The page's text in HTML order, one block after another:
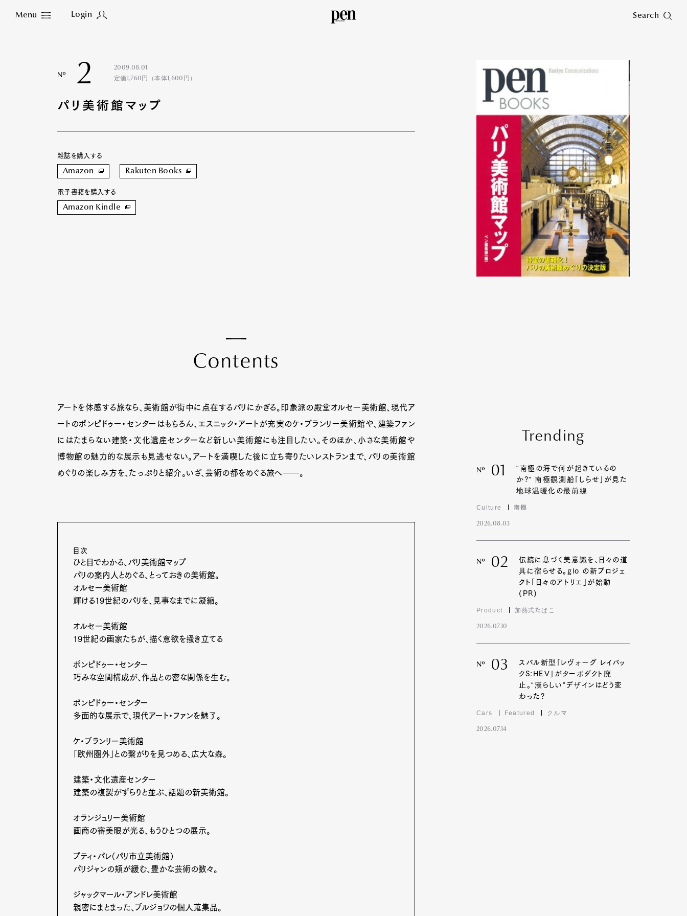
Menu Login Search
Close
Nº 2
2009.08.01
定価1,760円（本体1,600円）
パリ美術館マップ
雑誌を購入する
Amazon Rakuten Books
電子書籍を購入する
Amazon Kindle
Contents
アートを体感する旅なら、美術館が街中に点在するパリにかぎる。印象派の殿堂オルセー美術館、現代ア
ートのポンピドゥー・センターはもちろん、エスニック・アートが充実のケ・ブランリー美術館や、建築ファン
にはたまらない建築・文化遺産センターなど新しい美術館にも注目したい。そのほか、小さな美術館や
博物館の魅力的な展示も見逃せない。アートを満喫した後に立ち寄りたいレストランまで、パリの美術館
めぐりの楽しみ方を、たっぷりと紹介。いざ、芸術の都をめぐる旅へ――。
目次
ひと目でわかる、パリ美術館マップ
パリの案内人とめぐる、とっておきの美術館。
オルセー美術館
輝ける19世紀のパリを、見事なまでに凝縮。
オルセー美術館
19世紀の画家たちが、描く意欲を掻き立てる
ポンピドゥー・センター
巧みな空間構成が、作品との密な関係を生む。
ポンピドゥー・センター
多面的な展示で、現代アート・ファンを魅了。
ケ・ブランリー美術館
「欧州圏外」との繋がりを見つめる、広大な森。
建築・文化遺産センター
建築の複製がずらりと並ぶ、話題の新美術館。
オランジュリー美術館
画商の審美眼が光る、もうひとつの展示。
プティ・パレ（パリ市立美術館）
パリジャンの頬が緩む、豊かな芸術の数々。
ジャックマール・アンドレ美術館
親密にまとまった、ブルジョワの個人蒐集品。
Trending
Nº 01
“南極の海で何が起きているの
か?” 南極観測船「しらせ」が見た
地球温暖化の最前線
Culture 南極
2026.08.03
Nº 02
伝統に息づく美意識を、日々の道
具に宿らせる。glo の新プロジェ
クト「日々のアトリエ」が始動
(PR)
Product 加熱式たばこ
2026.07.10
Nº 03
スバル新型「レヴォーグ レイバッ
クS:HEV」がターボダクト廃
止。“漢らしい”デザインはどう変
わった?
Cars Featured クルマ
2026.07.14